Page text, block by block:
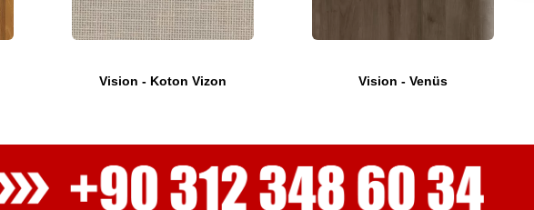
Vision - Koton Vizon Vision - Venüs